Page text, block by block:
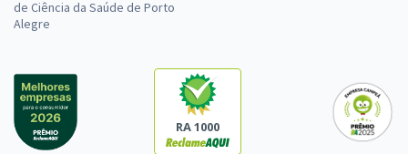
de Ciência da Saúde de Porto
Alegre
RA 1000